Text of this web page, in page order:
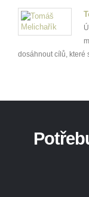
dosáhnout cílů, které